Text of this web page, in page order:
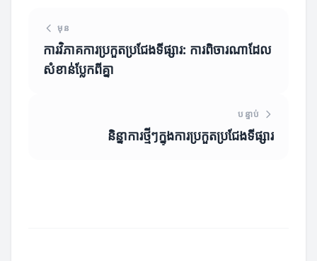
មុន
ការវិភាគការប្រកួតប្រជែងទីផ្សារ: ការពិចារណាដែល
សំខាន់ប្លែកពីគ្នា
បន្ទាប់
និន្នាការថ្មីៗក្នុងការប្រកួតប្រជែងទីផ្សារ